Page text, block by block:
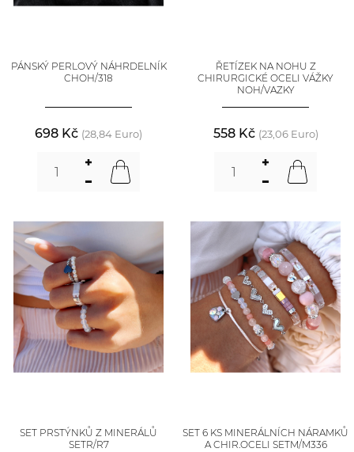
PÁNSKÝ PERLOVÝ NÁHRDELNÍK
CHOH/318
698 Kč (28,84 Euro)
ŘETÍZEK NA NOHU Z
CHIRURGICKÉ OCELI VÁŽKY
NOH/VAZKY
558 Kč (23,06 Euro)
SET PRSTÝNKŮ Z MINERÁLŮ
SETR/R7
SET 6 KS MINERÁLNÍCH NÁRAMKŮ
A CHIR.OCELI SETM/M336